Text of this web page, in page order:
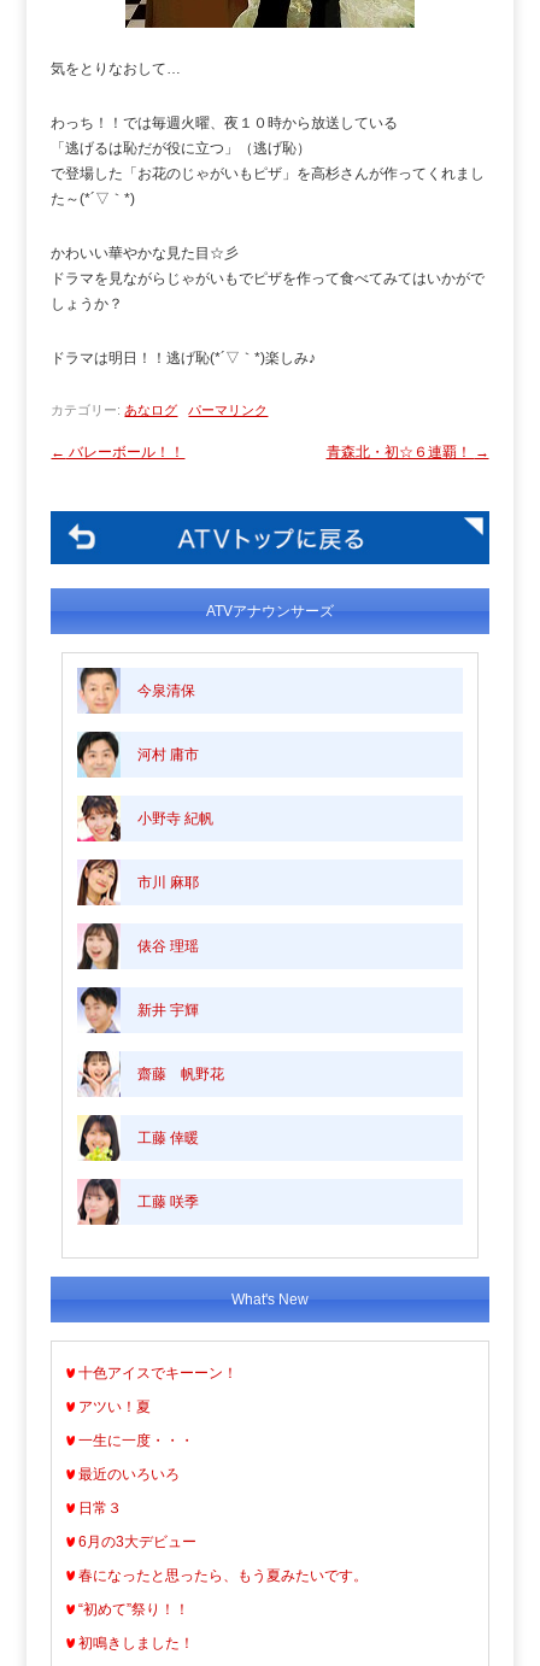
気をとりなおして…
わっち！！では毎週火曜、夜１０時から放送している
「逃げるは恥だが役に立つ」（逃げ恥）
で登場した「お花のじゃがいもピザ」を高杉さんが作ってくれまし
た～(*´▽｀*)
かわいい華やかな見た目☆彡
ドラマを見ながらじゃがいもでピザを作って食べてみてはいかがで
しょうか？
ドラマは明日！！逃げ恥(*´▽｀*)楽しみ♪
カテゴリー: あなログ パーマリンク
← バレーボール！！ 青森北・初☆６連覇！ →
ATVアナウンサーズ
今泉清保
河村 庸市
小野寺 紀帆
市川 麻耶
俵谷 理瑶
新井 宇輝
齋藤 帆野花
工藤 倖暖
工藤 咲季
What's New
十色アイスでキーーン！
アツい！夏
一生に一度・・・
最近のいろいろ
日常３
6月の3大デビュー
春になったと思ったら、もう夏みたいです。
“初めて”祭り！！
初鳴きしました！